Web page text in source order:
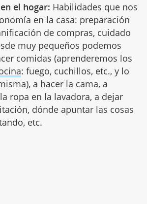
el hogar: Habilidades que nos
en la casa: preparación
de compras, cuidado
muy pequeños podemos
comidas (aprenderemos los
: fuego, cuchillos, etc., y lo
a hacer la cama, a
ropa en la lavadora, a dejar
dónde apuntar las cosas
etc.